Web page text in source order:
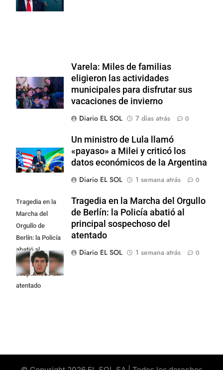
militar
Varela: Miles de familias
eligieron las actividades
municipales para disfrutar sus
vacaciones de invierno
Diario EL SOL
7 días atrás 0
Un ministro de Lula llamó
«payaso» a Milei y criticó los
datos económicos de la Argentina
Diario EL SOL
1 semana atrás 0
Tragedia en la
Marcha del
Orgullo de
Berlín: la Policía
abatió al
principal
sospechoso del
atentado
Tragedia en la Marcha del Orgullo
de Berlín: la Policía abatió al
principal sospechoso del
atentado
Diario EL SOL
1 semana atrás 0